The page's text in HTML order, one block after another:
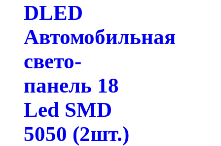
DLED
Автомобильная
свето-
панель 18
Led SMD
5050 (2шт.)